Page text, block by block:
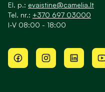
El. p.: evaistine@camelia.lt
Tel. nr.: +370 697 03000
I-V 08:00 - 18:00